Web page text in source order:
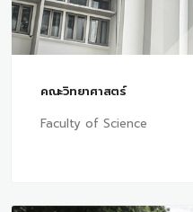
คณะวิทยาศาสตร์
Faculty of Science